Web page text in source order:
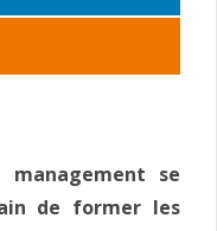
management se
de former les